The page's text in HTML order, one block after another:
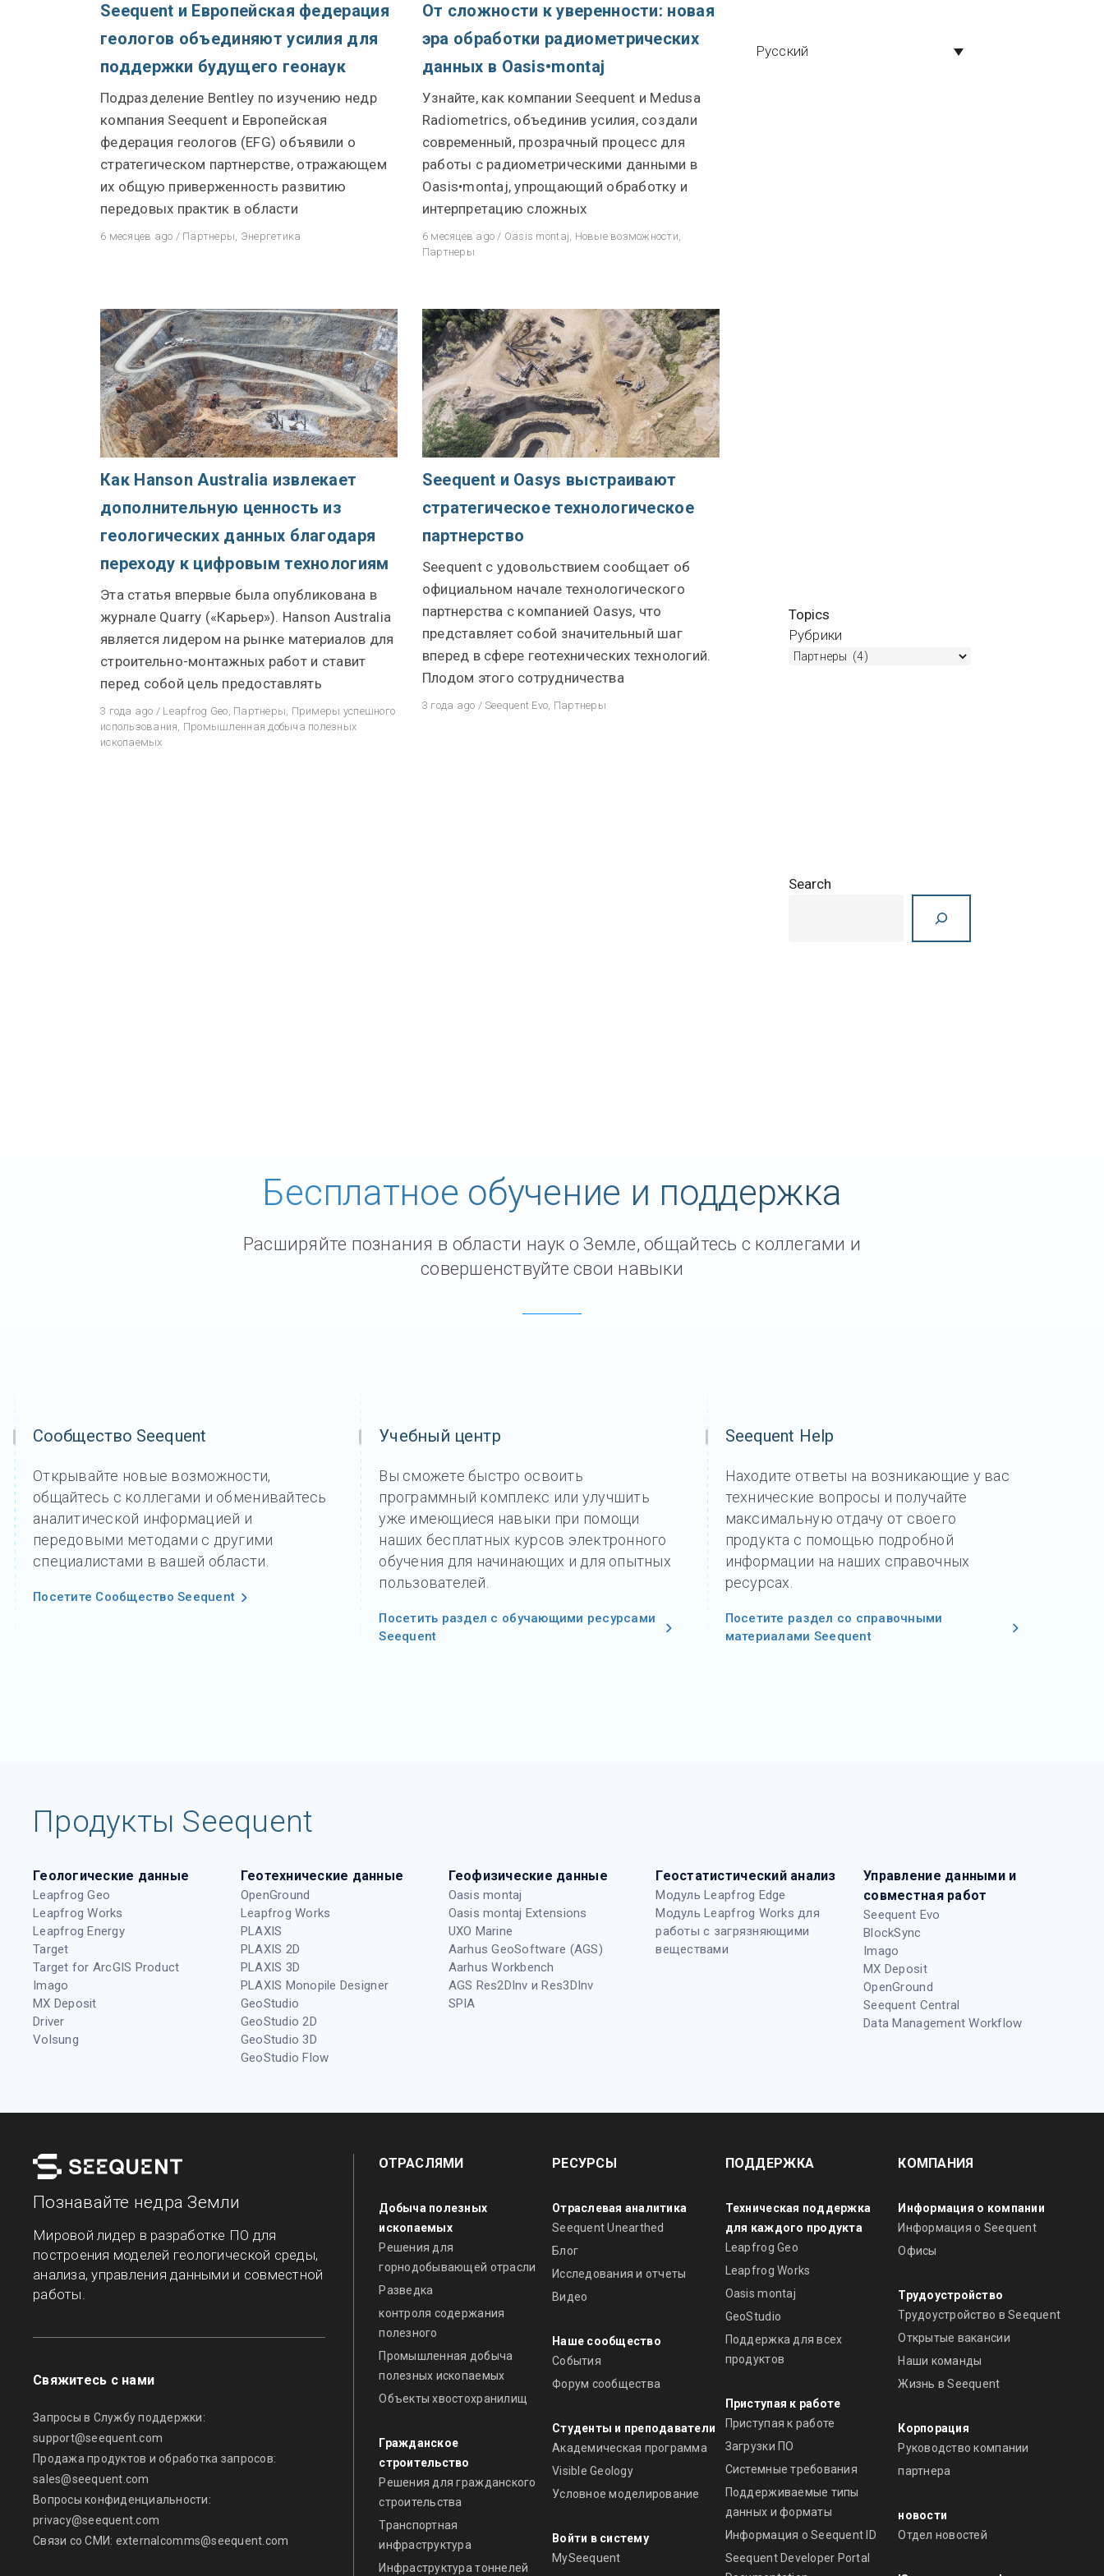
Свяжитесь с нами Геологические решения Seequent
Сообщество Отдел новостей
Информация о Seequent ID Online learning
Seequent и Европейская федерация
геологов объединяют усилия для
поддержки будущего геонаук
Подразделение Bentley по изучению недр
компания Seequent и Европейская
федерация геологов (EFG) объявили о
стратегическом партнерстве, отражающем
их общую приверженность развитию
передовых практик в области
6 месяцев ago / Партнеры Энергетика
От сложности к уверенности: новая
эра обработки радиометрических
данных в Oasis•montaj
Узнайте, как компании Seequent и Medusa
Radiometrics, объединив усилия, создали
современный, прозрачный процесс для
работы с радиометрическими данными в
Oasis•montaj, упрощающий обработку и
интерпретацию сложных
6 месяцев ago / Oasis montaj Новые возможности
Партнеры
Как Hanson Australia извлекает
дополнительную ценность из
геологических данных благодаря
переходу к цифровым технологиям
Эта статья впервые была опубликована в
журнале Quarry («Карьер»). Hanson Australia
является лидером на рынке материалов для
строительно-монтажных работ и ставит
перед собой цель предоставлять
3 года ago / Leapfrog Geo Партнеры Примеры успешного
использования Промышленная добыча полезных
ископаемых
Seequent и Oasys выстраивают
стратегическое технологическое
партнерство
Seequent с удовольствием сообщает об
официальном начале технологического
партнерства с компанией Oasys, что
представляет собой значительный шаг
вперед в сфере геотехнических технологий.
Плодом этого сотрудничества
3 года ago /Seequent Evo Партнеры
Русский
Topics
Рубрики
Search
Бесплатное обучение и поддержка
Расширяйте познания в области наук о Земле, общайтесь с коллегами и
совершенствуйте свои навыки
Сообщество Seequent
Открывайте новые возможности,
общайтесь с коллегами и обменивайтесь
аналитической информацией и
передовыми методами с другими
специалистами в вашей области.
Посетите Сообщество Seequent
Учебный центр
Вы сможете быстро освоить
программный комплекс или улучшить
уже имеющиеся навыки при помощи
наших бесплатных курсов электронного
обучения для начинающих и для опытных
пользователей.
Посетить раздел с обучающими ресурсами
Seequent
Seequent Help
Находите ответы на возникающие у вас
технические вопросы и получайте
максимальную отдачу от своего
продукта с помощью подробной
информации на наших справочных
ресурсах.
Посетите раздел со справочными
материалами Seequent
Продукты Seequent
Геологические данные
Leapfrog Geo
Leapfrog Works
Leapfrog Energy
Target
Target for ArcGIS Product
Imago
MX Deposit
Driver
Volsung
Геотехнические данные
OpenGround
Leapfrog Works
PLAXIS
PLAXIS 2D
PLAXIS 3D
PLAXIS Monopile Designer
GeoStudio
GeoStudio 2D
GeoStudio 3D
GeoStudio Flow
Геофизические данные
Oasis montaj
Oasis montaj Extensions
UXO Marine
Aarhus GeoSoftware (AGS)
Aarhus Workbench
AGS Res2DInv и Res3DInv
SPIA
Геостатистический анализ
Модуль Leapfrog Edge
Модуль Leapfrog Works для
работы с загрязняющими
веществами
Управление данными и
совместная работ
Seequent Evo
BlockSync
Imago
MX Deposit
OpenGround
Seequent Central
Data Management Workflow
Познавайте недра Земли
Мировой лидер в разработке ПО для
построения моделей геологической среды,
анализа, управления данными и совместной
работы.
Свяжитесь с нами
Запросы в Службу поддержки:
support@seequent.com
Продажа продуктов и обработка запросов:
sales@seequent.com
Вопросы конфиденциальности:
privacy@seequent.com
Связи со СМИ: externalcomms@seequent.com
ОТРАСЛЯМИ
Добыча полезных
ископаемых
Решения для
горнодобывающей отрасли
Разведка
контроля содержания
полезного
Промышленная добыча
полезных ископаемых
Объекты хвостохранилищ
Гражданское
строительство
Решения для гражданского
строительства
Транспортная
инфраструктура
Инфраструктура тоннелей
РЕСУРСЫ
Отраслевая аналитика
Seequent Unearthed
Блог
Исследования и отчеты
Видео
Наше сообщество
События
Форум сообщества
Студенты и преподаватели
Академическая программа
Visible Geology
Условное моделирование
Войти в систему
MySeequent
ПОДДЕРЖКА
Техническая поддержка
для каждого продукта
Leapfrog Geo
Leapfrog Works
Oasis montaj
GeoStudio
Поддержка для всех
продуктов
Приступая к работе
Приступая к работе
Загрузки ПО
Системные требования
Поддерживаемые типы
данных и форматы
Информация о Seequent ID
Seequent Developer Portal
КОМПАНИЯ
Информация о компании
Информация о Seequent
Офисы
Трудоустройство
Трудоустройство в Seequent
Открытые вакансии
Наши команды
Жизнь в Seequent
Корпорация
Руководство компании
партнера
новости
Отдел новостей